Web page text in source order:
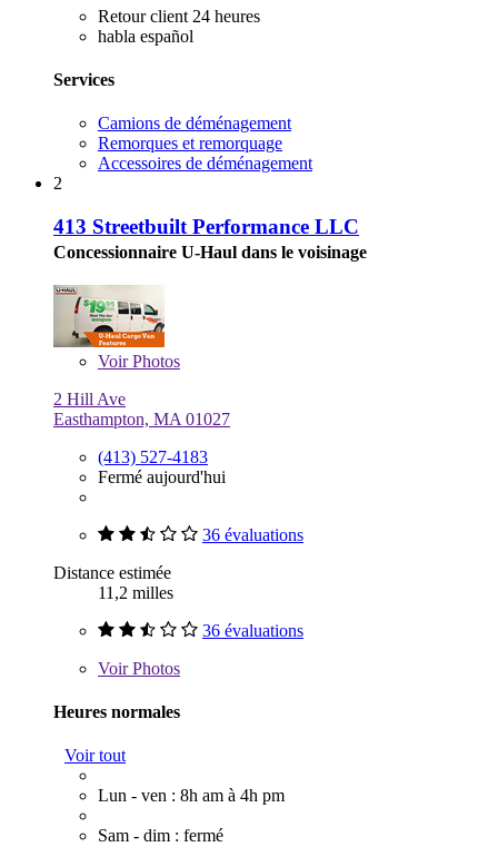
Retour client 24 heures
habla español
Services
Camions de déménagement
Remorques et remorquage
Accessoires de déménagement
2
413 Streetbuilt Performance LLC
Concessionnaire U-Haul dans le voisinage
VoirPhotos
2 Hill Ave
Easthampton, MA 01027
(413) 527-4183
Fermé aujourd'hui
36 évaluations
Distance estimée
11,2 milles
36 évaluations
VoirPhotos
Heures normales
Voir tout
Lun - ven : 8h am à 4h pm
Sam - dim : fermé